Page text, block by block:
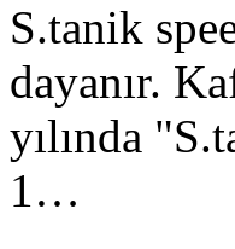
S.tanik
dayanır.
yılında
1…